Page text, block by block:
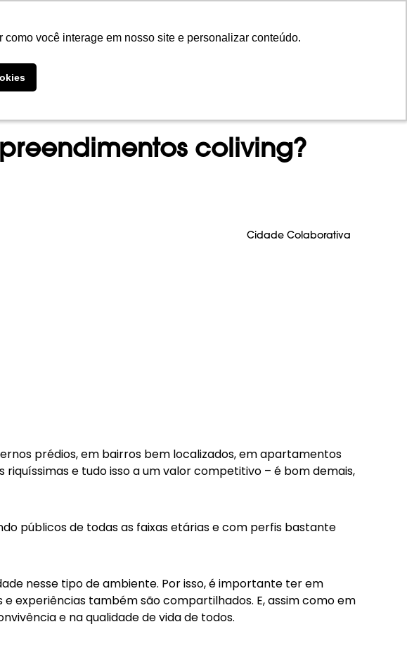
você interage em nosso site e personalizar conteúdo.
você interage em nosso site e personalizar conteúdo.
EMPREENDIMENTOS INVISTA CONTEÚDO EN
coliving?
Cidade Colaborativa
prédios, em bairros bem localizados, em apartamentos
e tudo isso a umvalor competitivo – é bom demais,
públicos de todas as faixas etárias e com perfis bastante
nesse tipo de ambiente. Por isso, é importante ter em
experiências também são compartilhados. E, assim como em
e na qualidade de vida de todos.